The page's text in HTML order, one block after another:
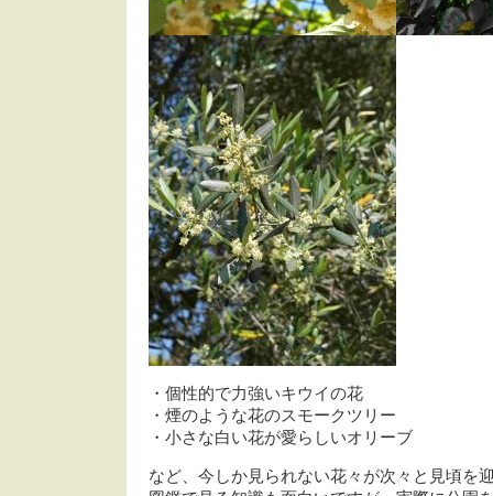
・個性的で力強いキウイの花
・煙のような花のスモークツリー
・小さな白い花が愛らしいオリーブ
など、今しか見られない花々が次々と見頃を